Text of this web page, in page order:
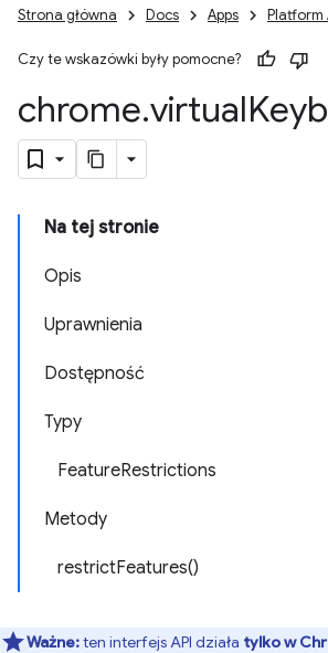
Strona główna Docs Apps Platform
Czy te wskazówki były pomocne?
chrome.virtual
Na tej stronie
Opis
Uprawnienia
Dostępność
Typy
FeatureRestrictions
Metody
restrictFeatures()
Ważne:ten interfejs API działa tylko w